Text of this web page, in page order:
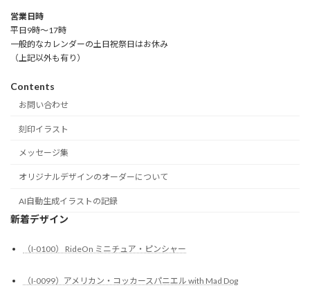
営業日時
平日9時～17時
一般的なカレンダーの土日祝祭日はお休み
（上記以外も有り）
Contents
お問い合わせ
刻印イラスト
メッセージ集
オリジナルデザインのオーダーについて
AI自動生成イラストの記録
新着デザイン
（I-0100） RideOn ミニチュア・ピンシャー
（I-0099）アメリカン・コッカースパニエル with Mad Dog